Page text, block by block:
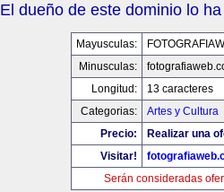
El dueño de este dominio lo
Mayusculas:
Minusculas:
Longitud:
13 caracteres
Categorias:
Artes y Cultura
Precio:
Realizar una
Visitar!
Serán consideradas